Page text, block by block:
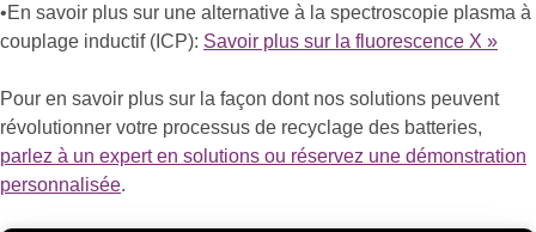
•En savoir plus sur une alternative à la spectroscopie plasma à
couplage inductif (ICP): Savoir plus sur la fluorescence X »
Pour en savoir plus sur la façon dont nos solutions peuvent
révolutionner votre processus de recyclage des batteries,
parlez à un expert en solutions ou réservez une démonstration
personnalisée.